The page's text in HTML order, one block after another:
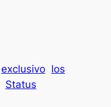
exclusivo los
Status